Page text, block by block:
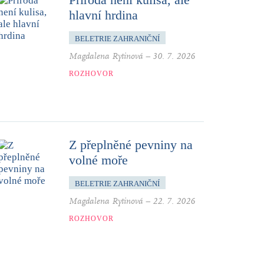
hlavní hrdina
BELETRIE ZAHRANIČNÍ
Magdalena Rytinová – 30. 7. 2026
ROZHOVOR
Z přeplněné pevniny na
volné moře
BELETRIE ZAHRANIČNÍ
Magdalena Rytinová – 22. 7. 2026
ROZHOVOR